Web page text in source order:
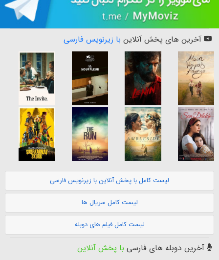
آخرین های پخش آنلاین با زیرنویس فارسی
لیست کامل با پخش آنلاین با زیرنویس فارسی
لیست کامل سریال ها
لیست کامل فیلم های دوبله
آخرین دوبله های فارسی با پخش آنلاین